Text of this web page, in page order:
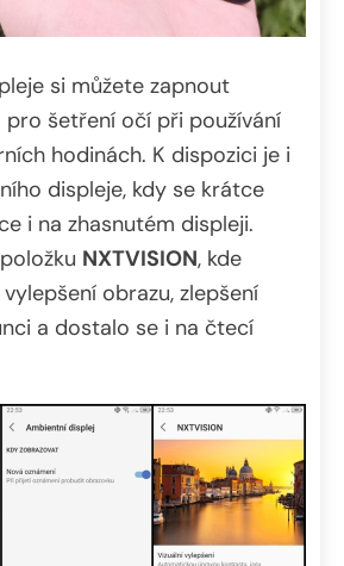
si můžete zapnout
šetření očí při používání
hodinách. K dispozici je i
displeje, kdy se krátce
i na zhasnutém displeji.
NXTVISION, kde
obrazu, zlepšení
a dostalo se i na čtecí